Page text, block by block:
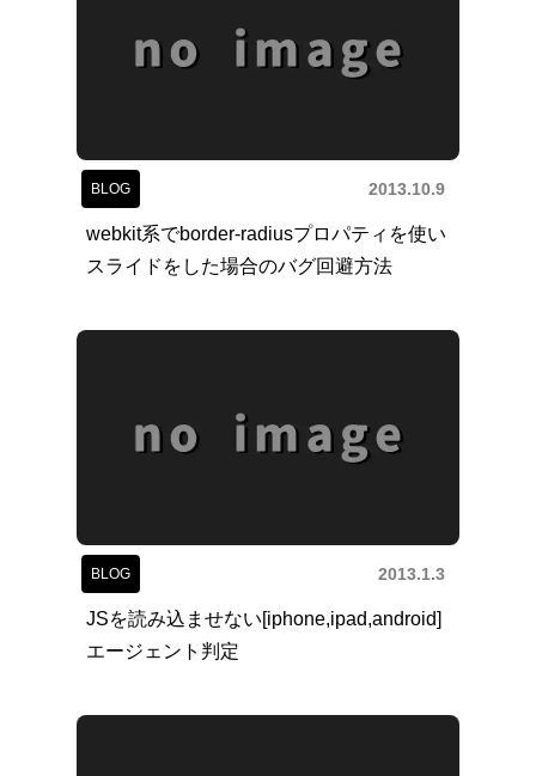
BLOG 2013.10.9
webkit系でborder-radiusプロパティを使い
スライドをした場合のバグ回避方法
BLOG 2013.1.3
JSを読み込ませない[iphone,ipad,android]
エージェント判定